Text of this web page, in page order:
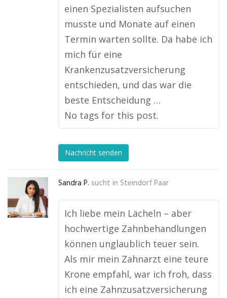
einen Spezialisten aufsuchen
musste und Monate auf einen
Termin warten sollte. Da habe ich
mich für eine
Krankenzusatzversicherung
entschieden, und das war die
beste Entscheidung …
No tags for this post.
Nachricht senden
Sandra P. sucht in Steindorf Paar
Ich liebe mein Lächeln – aber
hochwertige Zahnbehandlungen
können unglaublich teuer sein.
Als mir mein Zahnarzt eine teure
Krone empfahl, war ich froh, dass
ich eine Zahnzusatzversicherung